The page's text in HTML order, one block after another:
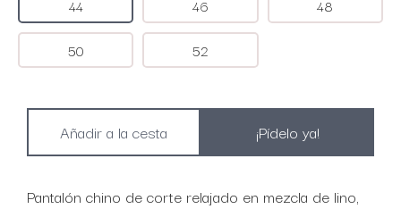
44 46 48
50 52
¡Pídelo ya!
Pantalón chino de corte relajado en mezcla de lino,